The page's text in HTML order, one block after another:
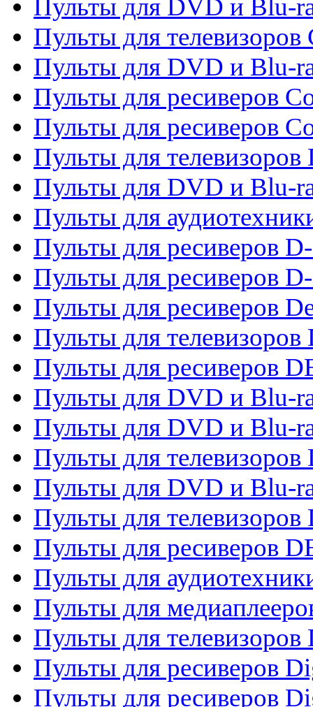
Пульты для DVD и Blu-
Пульты для телевизоров
Пульты для DVD и Blu-
Пульты для ресиверов
Пульты для ресиверов
Пульты для телевизоров
Пульты для DVD и Blu-
Пульты для
Пульты для ресиверов
Пульты для ресиверов
Пульты для ресиверов
Пульты для телевизоров
Пульты для ресиверов
Пульты для DVD и Blu-
Пульты для DVD и Blu-
Пульты для
Пульты для DVD и Blu-
Пульты для телевизоров
Пульты для ресиверов
Пульты для
Пульты для
Пульты для телевизоров
Пульты для ресиверов
Пульты для ресиверов